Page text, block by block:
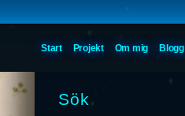
Start Projekt Om mig Blogg
Sök